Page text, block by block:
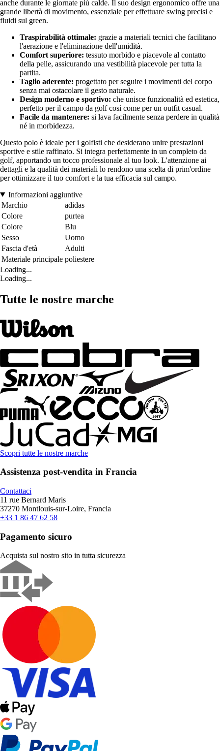
anche durante le giornate più calde. Il suo design ergonomico offre una
grande libertà di movimento, essenziale per effettuare swing precisi e
fluidi sul green.
Traspirabilità ottimale: grazie a materiali tecnici che facilitano
l'aerazione e l'eliminazione dell'umidità.
Comfort superiore: tessuto morbido e piacevole al contatto
della pelle, assicurando una vestibilità piacevole per tutta la
partita.
Taglio aderente: progettato per seguire i movimenti del corpo
senza mai ostacolare il gesto naturale.
Design moderno e sportivo: che unisce funzionalità ed estetica,
perfetto per il campo da golf così come per un outfit casual.
Facile da mantenere: si lava facilmente senza perdere in qualità
né in morbidezza.
Questo polo è ideale per i golfisti che desiderano unire prestazioni
sportive e stile raffinato. Si integra perfettamente in un completo da
golf, apportando un tocco professionale al tuo look. L'attenzione ai
dettagli e la qualità dei materiali lo rendono una scelta di prim'ordine
per ottimizzare il tuo comfort e la tua efficacia sul campo.
Informazioni aggiuntive
Marchio
adidas
Colore
purtea
Colore
Blu
Sesso
Uomo
Fascia d'età
Adulti
Materiale principale poliestere
Loading...
Loading...
Tutte le nostre marche
Scopri tutte le nostre marche
Assistenza post-vendita in Francia
Contattaci
11 rue Bernard Maris
37270 Montlouis-sur-Loire, Francia
+33 1 86 47 62 58
Pagamento sicuro
Acquista sul nostro sito in tutta sicurezza